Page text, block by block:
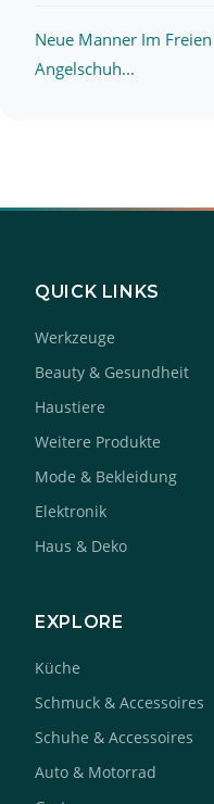
Neue Manner Im
Angelschuh...
QUICK LINKS
Werkzeuge
Beauty & Gesundheit
Haustiere
Weitere Produkte
Mode & Bekleidung
Elektronik
Haus & Deko
EXPLORE
Küche
Schmuck & Accessoires
Schuhe & Accessoires
Auto & Motorrad